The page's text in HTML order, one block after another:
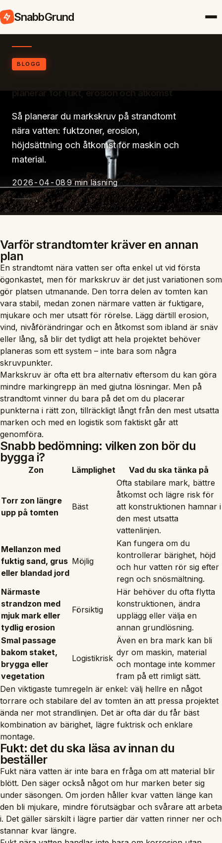
SnabbGrund
BLOGG
planerar för fukt, erosion och åtkomst
Så planerar du markskruv på strandtomt
nära vatten: fuktzoner, erosion,
höjdsättning och åtkomst för maskin och
material.
2026-04-089 min läsning
Varför strandtomter kräver en annan
plan
En strandtomt nära vatten ser ofta enkel ut vid första
ögonkastet, men för markskruv är det just variationen som
gör platsen utmanande. Den torra delen av tomten kan
vara stabil, medan zonen närmare vatten är fuktigare,
mjukare och mer utsatt för rörelse. Lägg därtill erosion,
vind, nivåförändringar och en åtkomst som ibland är snäv
eller lång, så blir det tydligt att hela projektet behöver
planeras som ett system – inte bara som några
skruvpunkter.
Markskruv är ofta ett bra alternativ eftersom du kan göra
mindre markingrepp än med gjutna lösningar. Men på
strandtomt vinner du bara på det om du placerar
punkterna i rätt zon, tillräckligt långt från den mest utsatta
marken och med en logistik som faktiskt går att
genomföra.
Snabb bedömning: vilken zon bör du
bygga i?
Zon Lämplighet Vad du ska tänka på
Torr zon längre
upp på tomten
Bäst
Ofta stabilare mark, bättre
åtkomst och lägre risk för
att konstruktionen hamnar i
den mest utsatta
vattenlinjen.
Mellanzon med
fuktig sand, grus
eller blandad jord
Möjlig
Kan fungera om du
kontrollerar bärighet, höjd
och hur vatten rör sig efter
regn och snösmältning.
Närmaste
strandzon med
mjuk mark eller
tydlig erosion
Försiktig
Här behöver du ofta flytta
konstruktionen, ändra
upplägg eller välja en
annan grundlösning.
Smal passage
bakom staket,
brygga eller
vegetation
Logistikrisk
Även en bra mark kan bli
dyr om maskin, material
och montage inte kommer
fram på ett rimligt sätt.
Den viktigaste tumregeln är enkel: välj hellre en något
torrare och stabilare del av tomten än att pressa projektet
ända ner mot strandlinjen. Det är ofta där du får bäst
kombination av bärighet, lägre fuktrisk och enklare
montage.
Fukt: det du ska läsa av innan du
beställer
Fukt nära vatten är inte bara en fråga om att material blir
blött. Den säger också något om hur marken beter sig
under säsongen. Om jorden håller kvar vatten länge kan
den bli mjukare, mindre förutsägbar och svårare att arbeta
i. Det gäller särskilt i lägre partier där vatten rinner ner och
stannar kvar längre.